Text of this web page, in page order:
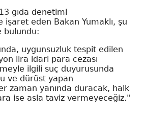
gıda denetimi
eden Bakan Yumaklı, şu
bulundu:
uygunsuzluk tespit edilen
lira idari para cezası
ilgili suç duyurusunda
ve dürüst yapan
zaman yanında duracak, halk
ise asla taviz vermeyeceğiz."